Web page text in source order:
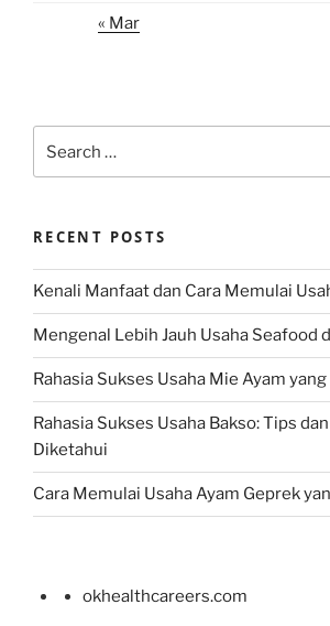
« Mar
for:
RECENT POSTS
Kenali Manfaat dan Cara Memulai
Mengenal Lebih Jauh Usaha Seafood
Rahasia Sukses Usaha Mie Ayam
Rahasia Sukses Usaha Bakso: Tips
Diketahui
Cara Memulai Usaha Ayam Geprek
okhealthcareers.com